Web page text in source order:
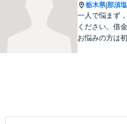
栃木県|那須
一人で悩まず
ください。借
お悩みの方は